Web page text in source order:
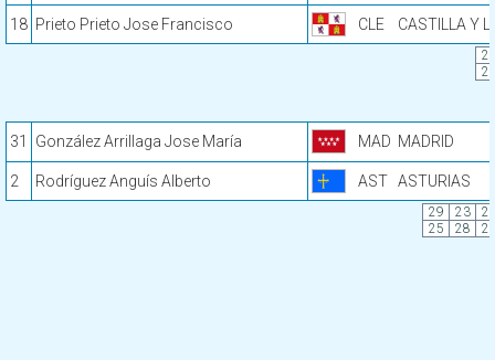
18 Prieto Prieto Jose Francisco CLE CASTILLA Y
31 González Arrillaga Jose María MAD MADRID
2 Rodríguez Anguís Alberto AST ASTURIAS
29 23
25
28